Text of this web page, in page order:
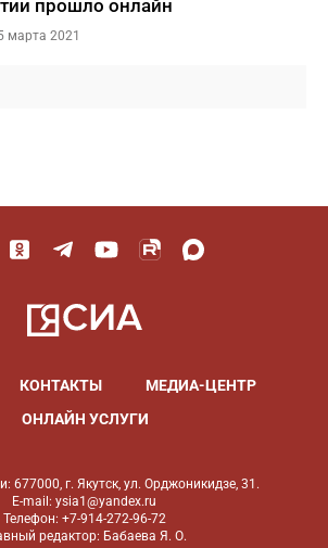
прошло онлайн
марта 2021
КОНТАКТЫ
МЕДИА-ЦЕНТР
ОНЛАЙН УСЛУГИ
677000, г. Якутск, ул. Орджоникидзе, 31.
E-mail: ysia1@yandex.ru
Телефон: +7-914-272-96-72
редактор: Бабаева Я. О.